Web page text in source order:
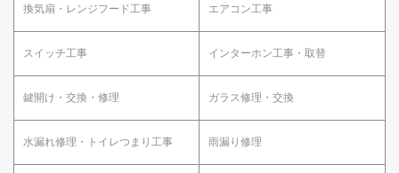
換気扇・レンジフード工事 エアコン工事
スイッチ工事 インターホン工事・取替
鍵開け・交換・修理 ガラス修理・交換
水漏れ修理・トイレつまり工事 雨漏り修理